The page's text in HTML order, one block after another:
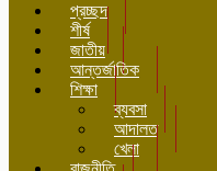
প্রচ্ছদ
শীর্ষ
জাতীয়
আন্তর্জাতিক
শিক্ষা
ব্যবসা
আদালত
খেলা